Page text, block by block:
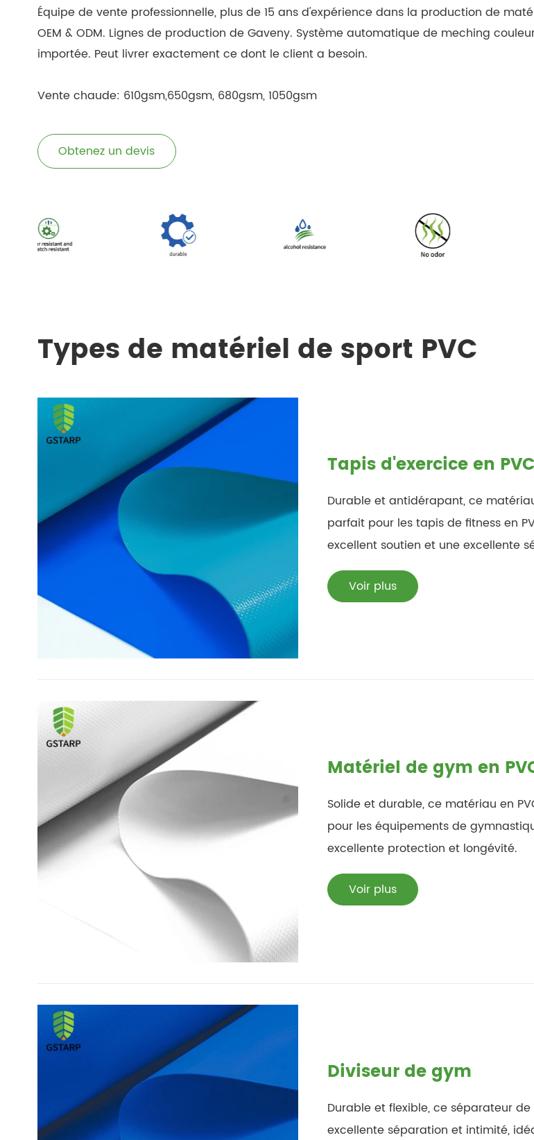
Équipe de vente professionnelle, plus de 15 ans d'expérience dans la production de
OEM & ODM. Lignes de production de Gaveny. Système automatique de meching
importée. Peut livrer exactement ce dont le client a besoin.
Vente chaude: 610gsm,650gsm, 680gsm, 1050gsm
Obtenez un devis
Types de matériel de sport PVC
Tapis d'exercice en
Durable et antidérapant, ce
parfait pour les tapis de fitness en
excellent soutien et une excellente
Voir plus
Matériel de gym en
Solide et durable, ce matériau en
pour les équipements de
excellente protection et longévité.
Voir plus
Diviseur de gym
Durable et flexible, ce séparateur
excellente séparation et intimité,